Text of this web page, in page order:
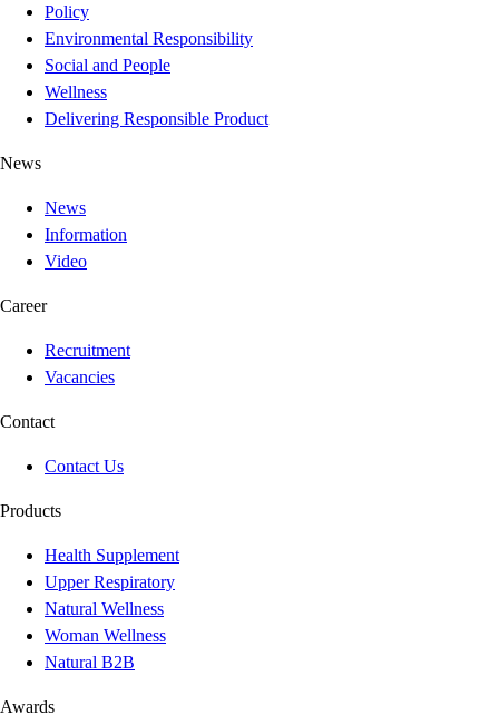
Policy
Environmental Responsibility
Social and People
Wellness
Delivering Responsible Product
News
News
Information
Video
Career
Recruitment
Vacancies
Contact
Contact Us
Products
Health Supplement
Upper Respiratory
Natural Wellness
Woman Wellness
Natural B2B
Awards